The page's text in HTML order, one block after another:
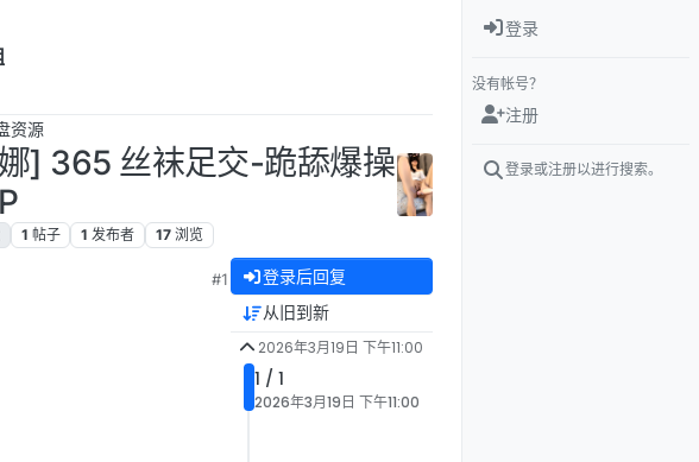
资源
] 365 丝袜足交-跪舔爆操
1 帖子 1 发布者 17 浏览
#1 登录后回复
从旧到新
2026年3月19日 下午11:00
1 / 1
2026年3月19日 下午11:00
登录
没有帐号？
注册
登录或注册以进行搜索。